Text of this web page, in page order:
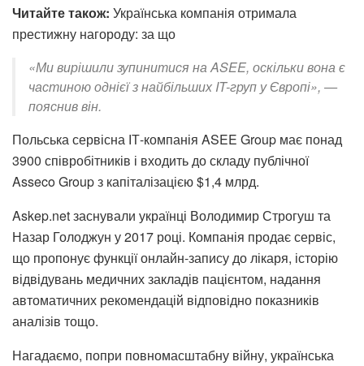
Читайте також: Українська компанія отримала
престижну нагороду: за що
«Ми вирішили зупинитися на ASEE, оскільки вона є
частиною однієї з найбільших IT-груп у Європі», —
пояснив він.
Польська сервісна ІТ-компанія ASEE Group має понад
3900 співробітників і входить до складу публічної
Asseco Group з капіталізацією $1,4 млрд.
Askep.net заснували українці Володимир Строгуш та
Назар Голоджун у 2017 році. Компанія продає сервіс,
що пропонує функції онлайн-запису до лікаря, історію
відвідувань медичних закладів пацієнтом, надання
автоматичних рекомендацій відповідно показників
аналізів тощо.
Нагадаємо, попри повномасштабну війну, українська